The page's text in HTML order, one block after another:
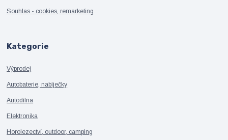
Souhlas - cookies, remarketing
Kategorie
Výprodej
Autobaterie, nabíječky
Autodílna
Elektronika
Horolezectví, outdoor, camping